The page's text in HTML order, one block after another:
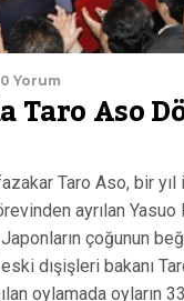
0 Yorum
Taro Aso
Taro Aso, bir
ayrılan Yasuo
çoğunun
dışişleri bakanı
oylamada oyların